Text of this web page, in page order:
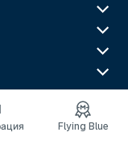
Flying Blue